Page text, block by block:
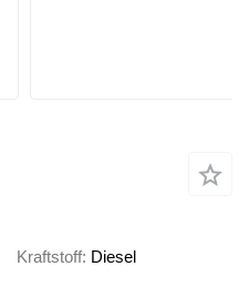
Kraftstoff Diesel